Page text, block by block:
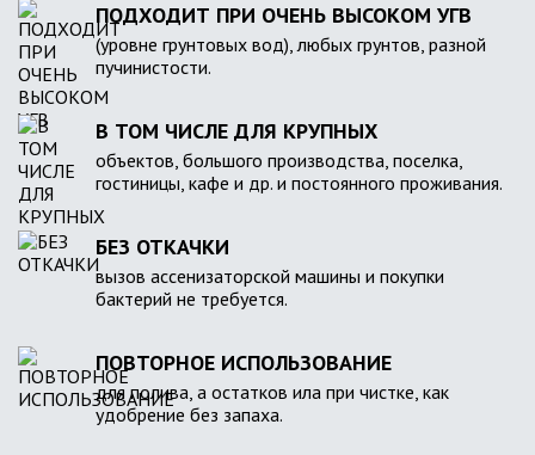
ПОДХОДИТ ПРИ ОЧЕНЬ ВЫСОКОМ УГВ
(уровне грунтовых вод), любых грунтов, разной
пучинистости.
В ТОМ ЧИСЛЕ ДЛЯ КРУПНЫХ
объектов, большого производства, поселка,
гостиницы, кафе и др. и постоянного проживания.
БЕЗ ОТКАЧКИ
вызов ассенизаторской машины и покупки
бактерий не требуется.
ПОВТОРНОЕ ИСПОЛЬЗОВАНИЕ
для полива, а остатков ила при чистке, как
удобрение без запаха.